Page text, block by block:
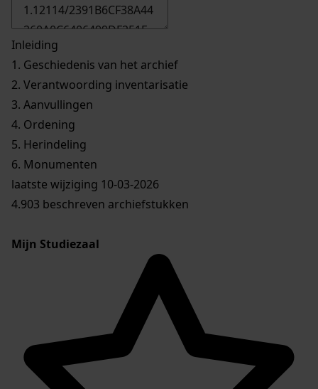
Inleiding
1. Geschiedenis van het archief
2. Verantwoording inventarisatie
3. Aanvullingen
4. Ordening
5. Herindeling
6. Monumenten
laatste wijziging 10-03-2026
4.903 beschreven archiefstukken
Mijn Studiezaal